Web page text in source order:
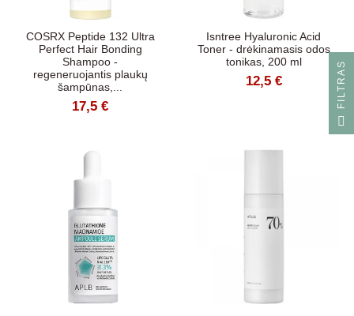
COSRX Peptide 132 Ultra
Perfect Hair Bonding
Shampoo -
regeneruojantis plaukų
šampūnas,...
17,5 €
Isntree Hyaluronic Acid
Toner - drėkinamasis odos
tonikas, 200 ml
12,5 € S